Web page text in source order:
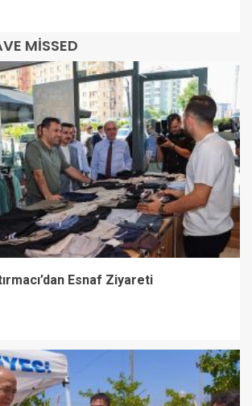
MISSED
Esnaf Ziyareti